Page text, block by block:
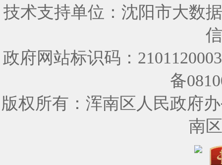
技术支持单位：沈阳市大数
政府网站标识码：
备
版权所有：浑南区人民政府
南